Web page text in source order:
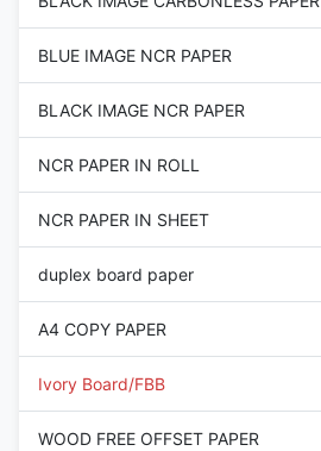
BLUE IMAGE NCR PAPER
BLACK IMAGE NCR PAPER
NCR PAPER IN ROLL
NCR PAPER IN SHEET
duplex board paper
A4 COPY PAPER
Ivory Board/FBB
WOOD FREE OFFSET PAPER